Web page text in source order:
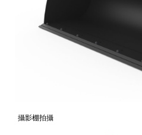
攝影棚拍攝